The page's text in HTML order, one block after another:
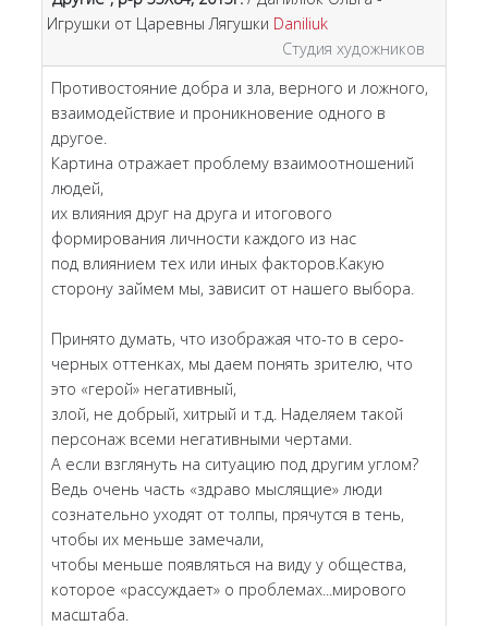
Игрушки от Царевны Лягушки Daniliuk
Студия художников
Противостояние добра и зла, верного и ложного,
взаимодействие и проникновение одного в
другое.
Картина отражает проблему взаимоотношений
людей,
их влияния друг на друга и итогового
формирования личности каждого из нас
под влиянием тех или иных факторов.Какую
сторону займем мы, зависит от нашего выбора.
Принято думать, что изображая что-то в серо-
черных оттенках, мы даем понять зрителю, что
это «герой» негативный,
злой, не добрый, хитрый и т.д. Наделяем такой
персонаж всеми негативными чертами.
А если взглянуть на ситуацию под другим углом?
Ведь очень часть «здраво мыслящие» люди
сознательно уходят от толпы, прячутся в тень,
чтобы их меньше замечали,
чтобы меньше появляться на виду у общества,
которое «рассуждает» о проблемах...мирового
масштаба.